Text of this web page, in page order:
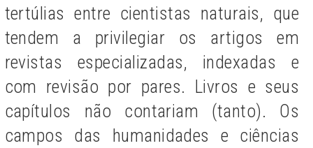
tertúlias entre cientistas naturais, que
tendem a privilegiar os artigos em
revistas especializadas, indexadas e
com revisão por pares. Livros e seus
capítulos não contariam (tanto). Os
campos das humanidades e ciências